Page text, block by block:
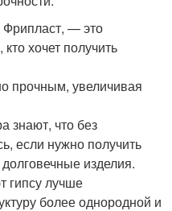
хочет получить
прочным, увеличивая
знают, что без
если нужно получить
изделия.
гипсу лучше
более однородной и
который по